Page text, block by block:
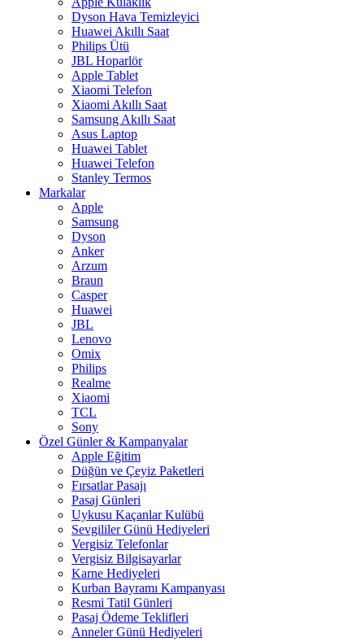
Dyson Hava Temizleyici
Huawei Akıllı Saat
Philips Ütü
JBL Hoparlör
Apple Tablet
Xiaomi Telefon
Xiaomi Akıllı Saat
Samsung Akıllı Saat
Asus Laptop
Huawei Tablet
Huawei Telefon
Stanley Termos
Markalar
Apple
Samsung
Dyson
Anker
Arzum
Braun
Casper
Huawei
JBL
Lenovo
Omix
Philips
Realme
Xiaomi
TCL
Sony
Özel Günler & Kampanyalar
Apple Eğitim
Düğün ve Çeyiz Paketleri
Fırsatlar Pasajı
Pasaj Günleri
Uykusu Kaçanlar Kulübü
Sevgililer Günü Hediyeleri
Vergisiz Telefonlar
Vergisiz Bilgisayarlar
Karne Hediyeleri
Kurban Bayramı Kampanyası
Resmi Tatil Günleri
Pasaj Ödeme Teklifleri
Anneler Günü Hediyeleri